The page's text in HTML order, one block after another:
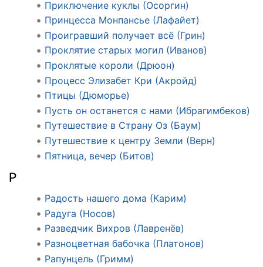
Приключение куклы (Осоргин)
Принцесса Монпансье (Лафайет)
Проигравший получает всё (Грин)
Проклятие старых могил (Иванов)
Проклятые короли (Дрюон)
Процесс Элизабет Кри (Акройд)
Птицы (Дюморье)
Пусть он останется с нами (Ибрагимбеков)
Путешествие в Страну Оз (Баум)
Путешествие к центру Земли (Верн)
Пятница, вечер (Битов)
Р
Радость нашего дома (Карим)
Радуга (Носов)
Разведчик Вихров (Лавренёв)
Разноцветная бабочка (Платонов)
Рапунцель (Гримм)